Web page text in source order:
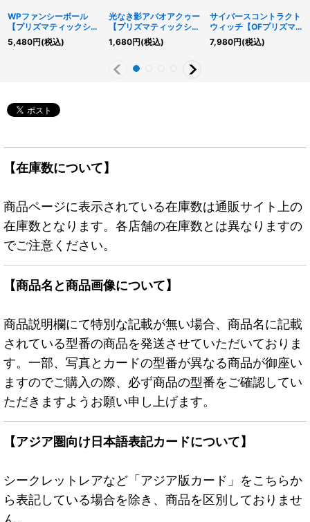
WPファンシーボール
【プリズマティックシー
クレット】{LOCH-
JP026}《リンク》
5,480円(税込)
光なき影アバオアクゥー
【プリズマティックシー
クレット】{LOCH-
JP036}《リンク》
1,680円(税込)
サイバースコントラクト
ウィッチ【OFプリズマ
ティックシークレット】
{LOCH-JP018}《リン
7,980円(税込)
【在庫数について】
商品ページに表示されている在庫数は通販サイト上の
在庫数となります。各店舗の在庫数とは異なりますの
でご注意ください。
【商品名と商品画像について】
商品説明欄にて特別な記載が無い場合、商品名に記載
されている型番の商品を発送させていただいておりま
す。一部、写真とカードの型番が異なる商品が御座い
ますのでご購入の際、必ず商品の型番をご確認してい
ただきますようお願い申し上げます。
【アジア圏向け日本語表記カードについて】
シークレットレアなど「アジア版カード」をこちらか
ら表記している場合を除き、商品を区別しておりませ
ん。